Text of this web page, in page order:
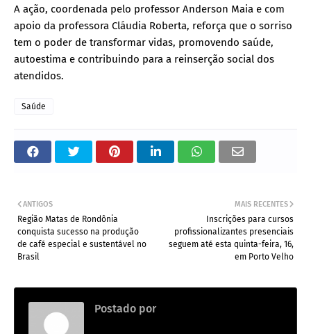
A ação, coordenada pelo professor Anderson Maia e com
apoio da professora Cláudia Roberta, reforça que o sorriso
tem o poder de transformar vidas, promovendo saúde,
autoestima e contribuindo para a reinserção social dos
atendidos.
Saúde
MAIS RECENTES
Inscrições para cursos
profissionalizantes presenciais
seguem até esta quinta-feira, 16,
em Porto Velho
ANTIGOS
Região Matas de Rondônia
conquista sucesso na produção
de café especial e sustentável no
Brasil
Postado por